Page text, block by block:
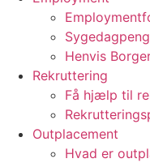
Henvis
Rekruttering
Få hjælp til
Outplacement
Hvad er